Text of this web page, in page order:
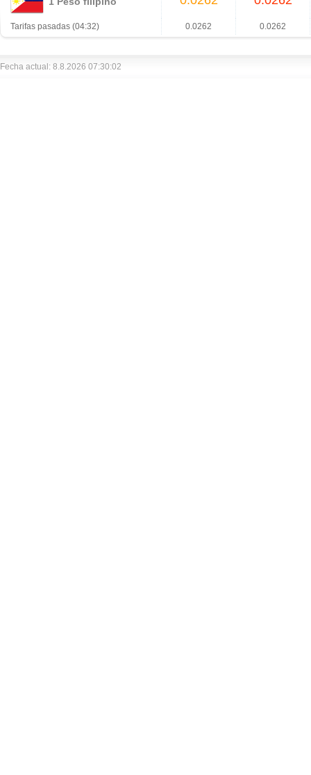
Tarifas pasadas (04:32) 0.0262 0.0262
Fecha actual: 8.8.2026 07:30:02